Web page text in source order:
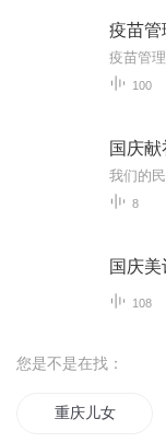
疫苗管
疫苗管
100
国庆
8
国庆美
108
您是不是在找：
重庆儿女